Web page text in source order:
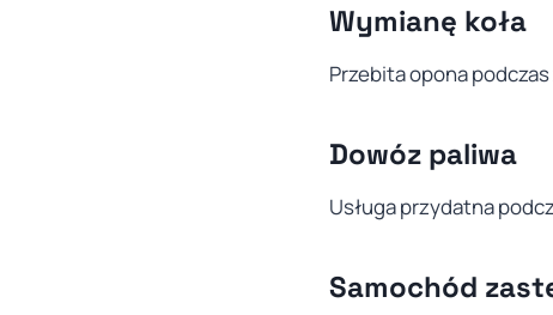
Wymianę koła
Przebita opona
Dowóz paliwa
Usługa przydatna
Samochód